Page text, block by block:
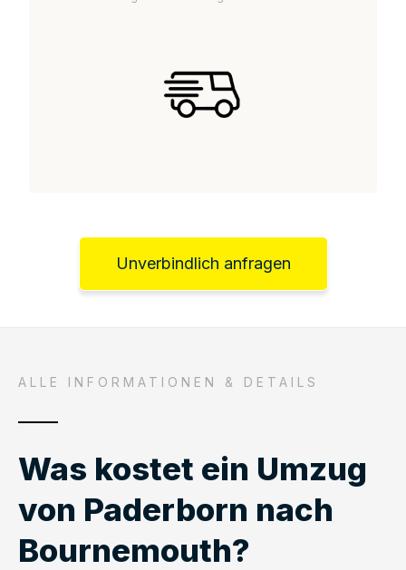
Unverbindlich anfragen
ALLE INFORMATIONEN & DETAILS
Was kostet ein Umzug
von Paderborn nach
Bournemouth?